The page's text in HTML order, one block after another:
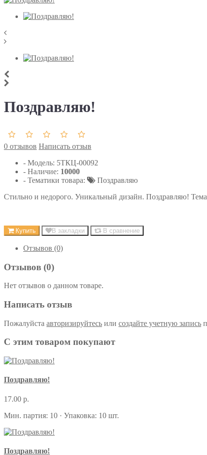
Поздравляю!
0 отзывов Написать отзыв
- Модель: 5ТКЦ-00092
- Наличие: 10000
- Тематики товара:
Поздравляю
Стильно и недорого. Уникальный дизайн. Поздравляю!
Купить В закладки В сравнение
Отзывов (0)
Отзывов (0)
Нет отзывов о данном товаре.
Написать отзыв
Пожалуйста авторизируйтесь или создайте учетную запись
С этим товаром покупают
Поздравляю!
17.00 р.
Мин. партия: 10 · Упаковка: 10 шт.
Поздравляю!